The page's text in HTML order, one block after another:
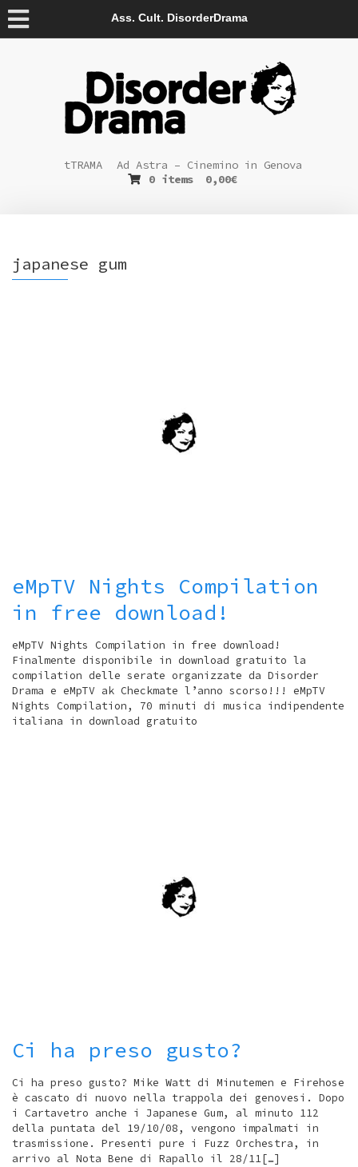
Ass. Cult. DisorderDrama
tTRAMA
Ad Astra – Cinemino in Genova
0 items
0,00€
japanese gum
eMpTV Nights Compilation
in free download!
eMpTV Nights Compilation in free download!
Finalmente disponibile in download gratuito la
compilation delle serate organizzate da Disorder
Drama e eMpTV ak Checkmate l’anno scorso!!! eMpTV
Nights Compilation, 70 minuti di musica indipendente
italiana in download gratuito
Ci ha preso gusto?
Ci ha preso gusto? Mike Watt di Minutemen e Firehose
è cascato di nuovo nella trappola dei genovesi. Dopo
i Cartavetro anche i Japanese Gum, al minuto 112
della puntata del 19/10/08, vengono impalmati in
trasmissione. Presenti pure i Fuzz Orchestra, in
arrivo al Nota Bene di Rapallo il 28/11[…]